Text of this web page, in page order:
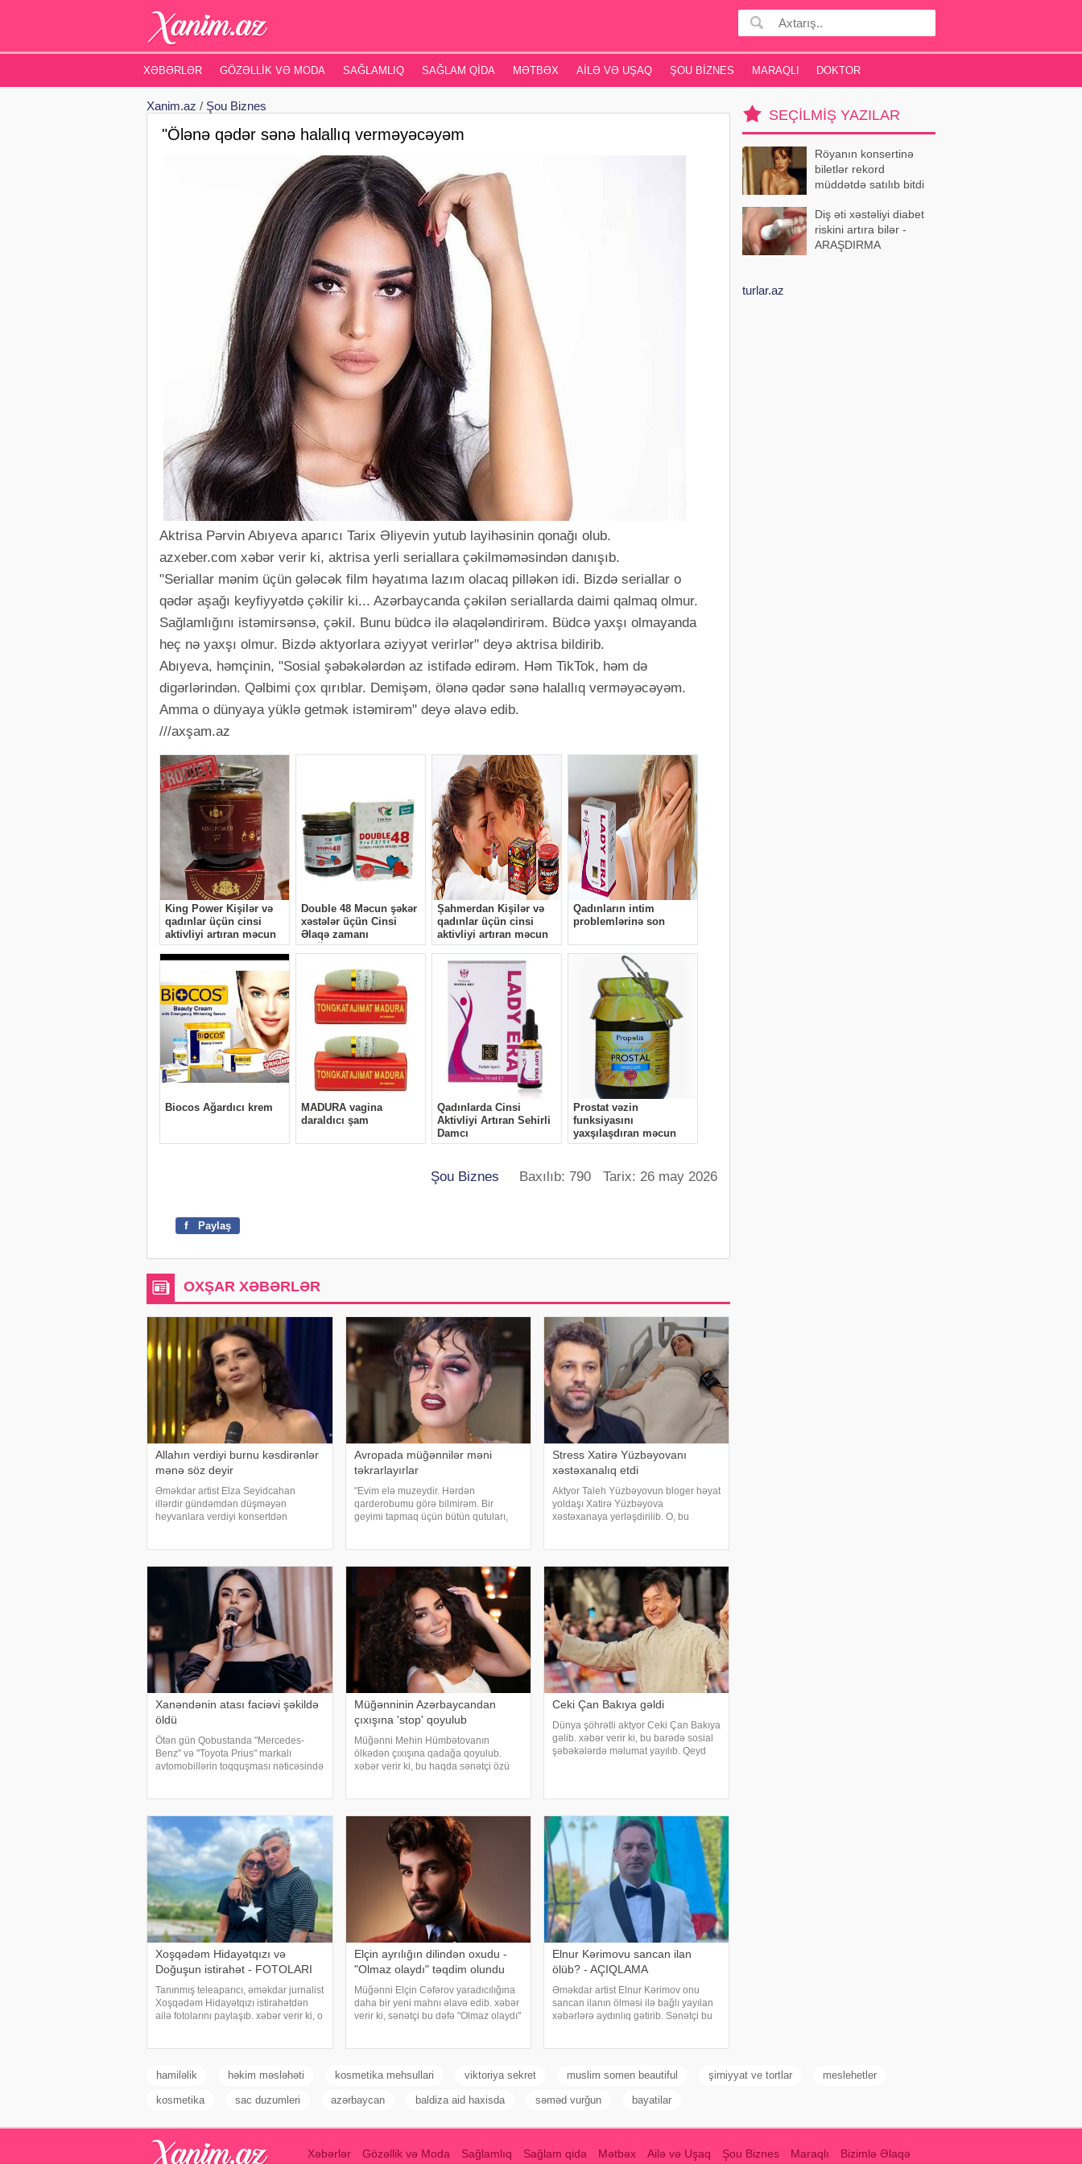
XƏBƏRLƏR GÖZƏLLIK VƏ MODA SAĞLAMLIQ SAĞLAM QIDA MƏTBƏX AILƏ VƏ UŞAQ ŞOU BIZNES MARAQLI DOKTOR
Xanim.az / Şou Biznes
"Ölənə qədər sənə halallıq verməyəcəyəm
Aktrisa Pərvin Abıyeva aparıcı Tarix Əliyevin yutub layihəsinin qonağı olub.
azxeber.com xəbər verir ki, aktrisa yerli seriallara çəkilməməsindən danışıb.
"Seriallar mənim üçün gələcək film həyatıma lazım olacaq pilləkən idi. Bizdə seriallar o
qədər aşağı keyfiyyətdə çəkilir ki... Azərbaycanda çəkilən seriallarda daimi qalmaq olmur.
Sağlamlığını istəmirsənsə, çəkil. Bunu büdcə ilə əlaqələndirirəm. Büdcə yaxşı olmayanda
heç nə yaxşı olmur. Bizdə aktyorlara əziyyət verirlər" deyə aktrisa bildirib.
Abıyeva, həmçinin, "Sosial şəbəkələrdən az istifadə edirəm. Həm TikTok, həm də
digərlərindən. Qəlbimi çox qırıblar. Demişəm, ölənə qədər sənə halallıq verməyəcəyəm.
Amma o dünyaya yüklə getmək istəmirəm" deyə əlavə edib.
///axşam.az
Şou Biznes Baxılıb: 790 Tarix: 26 may 2026
f Paylaş
OXŞAR XƏBƏRLƏR
Allahın verdiyi burnu kəsdirənlər
mənə söz deyir
Əməkdar artist Elza Seyidcahan
illərdir gündəmdən düşməyən
heyvanlara verdiyi konsertdən
E.Seyidcahan bildirib ki, həmin
Avropada müğənnilər məni
təkrarlayırlar
"Evim elə muzeydir. Hərdən
qarderobumu görə bilmirəm. Bir
geyimi tapmaq üçün bütün qutuları,
Əməkdar artis
Stress Xatirə Yüzbəyovanı
xəstəxanalıq etdi
Aktyor Taleh Yüzbəyovun bloger həyat
yoldaşı Xatirə Yüzbəyova
xəstəxanaya yerləşdirilib. O, bu
nə düzgün yatdım. Gördü
Xanəndənin atası faciəvi şəkildə
öldü
Ötən gün Qobustanda "Mercedes-
Benz" və "Toyota Prius" markalı
avtomobillərin toqquşması nəticəsində
Müğənninin Azərbaycandan
çıxışına 'stop' qoyulub
Müğənni Mehin Hümbətovanın
ölkədən çıxışına qadağa qoyulub.
xəbər verir ki, bu haqda sənətçi özü
Ceki Çan Bakıya gəldi
Dünya şöhrətli aktyor Ceki Çan Bakıya
gəlib. xəbər verir ki, bu barədə sosial
şəbəkələrdə məlumat yayılıb. Qeyd
Xoşqədəm Hidayətqızı və
Doğuşun istirahət - FOTOLARI
Tanınmış teleaparıcı, əməkdar jurnalist
Xoşqədəm Hidayətqızı istirahətdən
ailə fotolarını paylaşıb. xəbər verir ki, o
Elçin ayrılığın dilindən oxudu -
"Olmaz olaydı" təqdim olundu
Müğənni Elçin Cəfərov yaradıcılığına
daha bir yeni mahnı əlavə edib. xəbər
verir ki, sənətçi bu dəfə "Olmaz olaydı"
Elnur Kərimovu sancan ilan
ölüb? - AÇIQLAMA
Əməkdar artist Elnur Kərimov onu
sancan ilanın ölməsi ilə bağlı yayılan
xəbərlərə aydınlıq gətirib. Sənətçi bu
SEÇILMIŞ YAZILAR
Röyanın konsertinə
biletlər rekord
müddətdə satılıb bitdi
Diş əti xəstəliyi diabet
riskini artıra bilər -
ARAŞDIRMA
turlar.az
hamiləlik həkim məsləhəti kosmetika mehsullari viktoriya sekret muslim somen beautiful şirniyyat ve tortlar meslehetler
kosmetika sac duzumleri azərbaycan baldiza aid haxisda səməd vurğun bayatilar
Xəbərlər Gözəllik və Moda Sağlamlıq Sağlam qida Mətbəx Ailə və Uşaq Şou Biznes Maraqlı Bizimlə Əlaqə